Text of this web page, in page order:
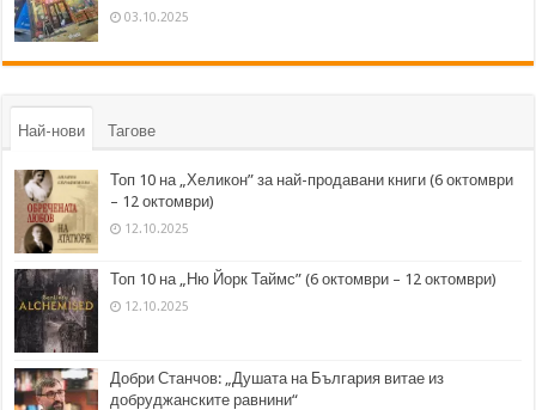
03.10.2025
Най-нови Тагове
Топ 10 на „Хеликон” за най-продавани книги (6 октомври
– 12 октомври)
12.10.2025
Топ 10 на „Ню Йорк Таймс” (6 октомври – 12 октомври)
12.10.2025
Добри Станчов: „Душата на България витае из
добруджанските равнини“